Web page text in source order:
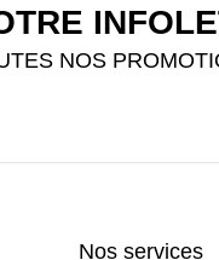
NOS
Nos services